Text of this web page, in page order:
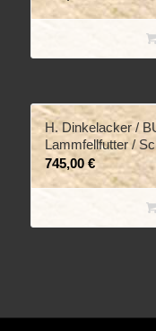
H. Dinkelacker /
Lammfellfutter /
745,00 €